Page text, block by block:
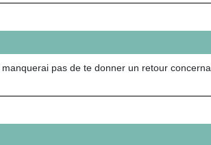
pas de te donner un retour